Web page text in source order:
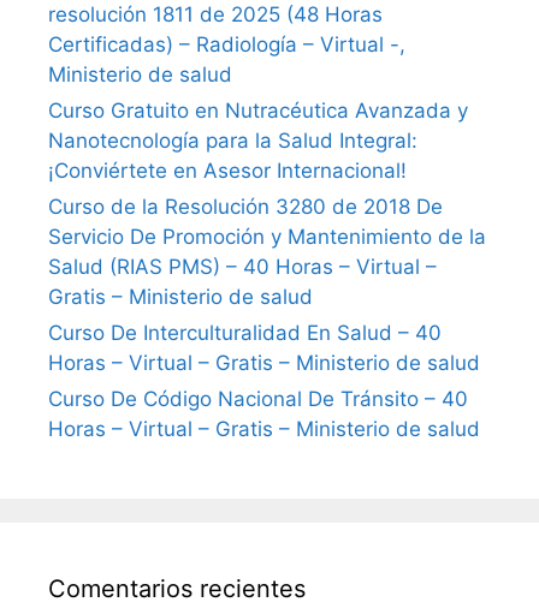
resolución 1811 de 2025 (48 Horas
Certificadas) – Radiología – Virtual -,
Ministerio de salud
Curso Gratuito en Nutracéutica Avanzada y
Nanotecnología para la Salud Integral:
¡Conviértete en Asesor Internacional!
Curso de la Resolución 3280 de 2018 De
Servicio De Promoción y Mantenimiento de la
Salud (RIAS PMS) – 40 Horas – Virtual –
Gratis – Ministerio de salud
Curso De Interculturalidad En Salud – 40
Horas – Virtual – Gratis – Ministerio de salud
Curso De Código Nacional De Tránsito – 40
Horas – Virtual – Gratis – Ministerio de salud
Comentarios recientes